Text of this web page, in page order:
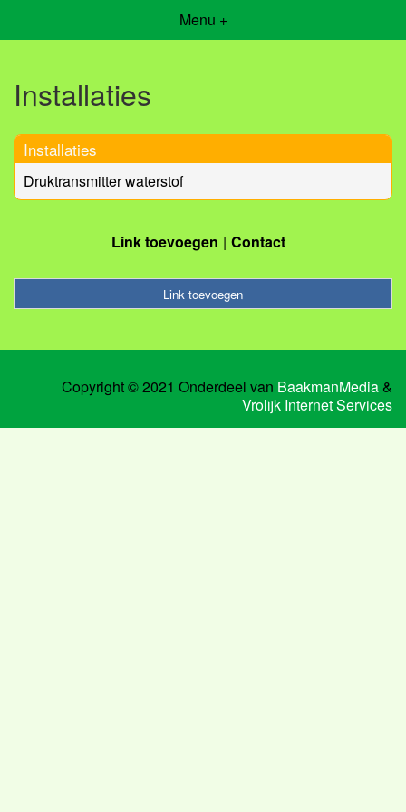
Menu +
Installaties
Installaties
Druktransmitter waterstof
Link toevoegen Contact
Link toevoegen
Copyright © 2021 Onderdeel van BaakmanMedia &
Vrolijk Internet Services